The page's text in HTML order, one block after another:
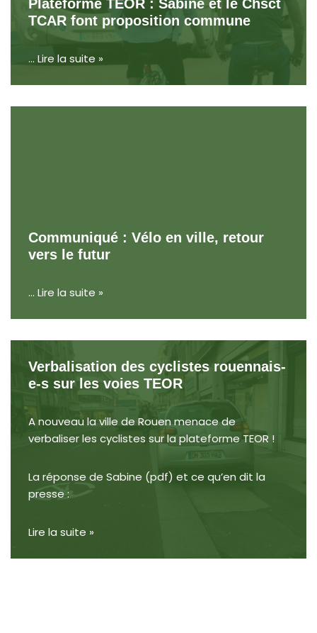
Plateforme TEOR : Sabine et le Chsct
TCAR font proposition commune
… Lire la suite »
Communiqué : Vélo en ville, retour
vers le futur
… Lire la suite »
Verbalisation des cyclistes rouennais-
e-s sur les voies TEOR
A nouveau la ville de Rouen menace de
verbaliser les cyclistes sur la plateforme TEOR !
La réponse de Sabine (pdf) et ce qu’en dit la
presse :
Lire la suite »